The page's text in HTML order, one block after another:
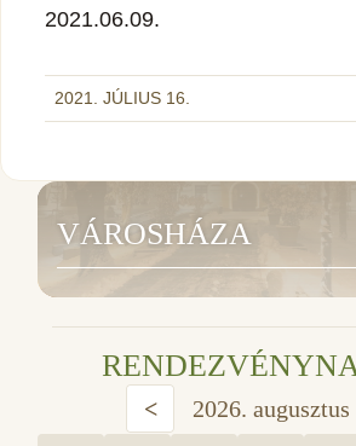
2021.06.09.
2021. JÚLIUS 16.
VÁROSHÁZA
< 2026. augusztus